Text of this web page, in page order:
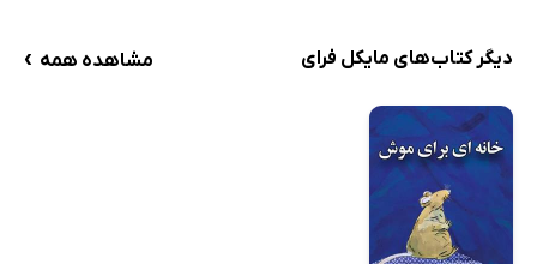
دیگر کتاب‌های مایکل فرای مشاهده همه ›